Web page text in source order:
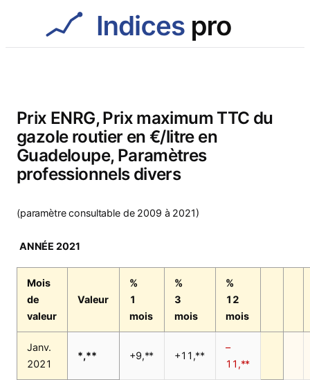
Prix ENRG, Prix maximum TTC du
gazole routier en €/litre en
Guadeloupe, Paramètres
professionnels divers
(paramètre consultable de 2009 à 2021)
ANNÉE 2021
Mois
de
valeur
Valeur
%
1
mois
%
3
mois
%
12
mois
Janv.
2021
*,** +9,** +11,**
–
11,**